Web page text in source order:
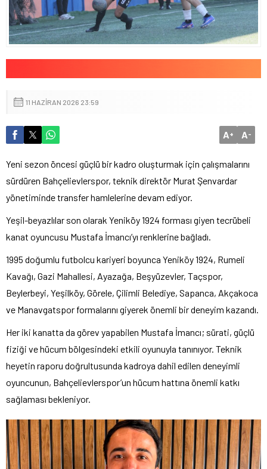
11 HAZIRAN 2026 23:59
A+ A-
Yeni sezon öncesi güçlü bir kadro oluşturmak için çalışmalarını
sürdüren Bahçelievlerspor, teknik direktör Murat Şenvardar
yönetiminde transfer hamlelerine devam ediyor.
Yeşil-beyazlılar son olarak Yeniköy 1924 forması giyen tecrübeli
kanat oyuncusu Mustafa İmancı’yı renklerine bağladı.
1995 doğumlu futbolcu kariyeri boyunca Yeniköy 1924, Rumeli
Kavağı, Gazi Mahallesi, Ayazağa, Beşyüzevler, Taçspor,
Beylerbeyi, Yeşilköy, Görele, Çilimli Belediye, Sapanca, Akçakoca
ve Manavgatspor formalarını giyerek önemli bir deneyim kazandı.
Her iki kanatta da görev yapabilen Mustafa İmancı; sürati, güçlü
fiziği ve hücum bölgesindeki etkili oyunuyla tanınıyor. Teknik
heyetin raporu doğrultusunda kadroya dahil edilen deneyimli
oyuncunun, Bahçelievlerspor’un hücum hattına önemli katkı
sağlaması bekleniyor.